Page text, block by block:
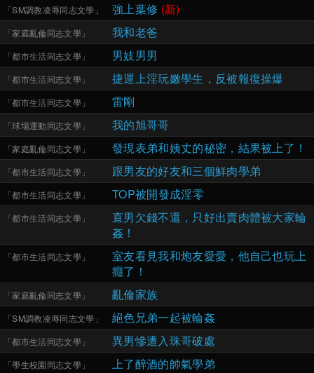
「SM調教凌辱同志文學 」 強上葉修 (新)
「家庭亂倫同志文學」 我和老爸
「都市生活同志文學」 男妓男男
「都市生活同志文學」 捷運上淫玩嫩學生，反被報復操爆
「都市生活同志文學」 雷剛
「球場運動同志文學」 我的旭哥哥
「家庭亂倫同志文學」 發現表弟和姨丈的秘密，結果被上了！
「都市生活同志文學」 跟男友的好友和三個鮮肉學弟
「都市生活同志文學」 TOP被開發成淫零
「都市生活同志文學」
直男欠錢不還，只好出賣肉體被大家輪
姦！
「都市生活同志文學」
室友看見我和炮友愛愛，他自己也玩上
癮了！
「家庭亂倫同志文學」 亂倫家族
「SM調教凌辱同志文學 」 絕色兄弟一起被輪姦
「都市生活同志文學」 異男慘遭入珠哥破處
「學生校園同志文學」 上了醉酒的帥氣學弟